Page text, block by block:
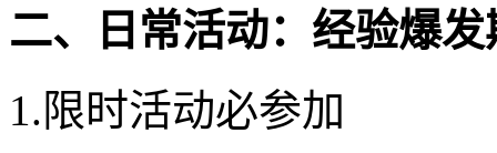
二、日常活动：经验爆
1.限时活动必参加